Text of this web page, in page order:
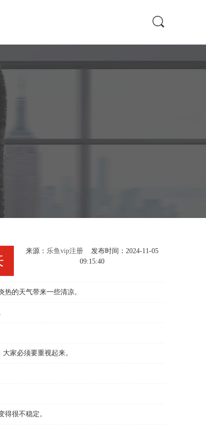
来源： 乐鱼vip注册 发布时间：2024-11-05
09:15:40
的天气带来一些清凉。
家必须要重视起来。
很不稳定。